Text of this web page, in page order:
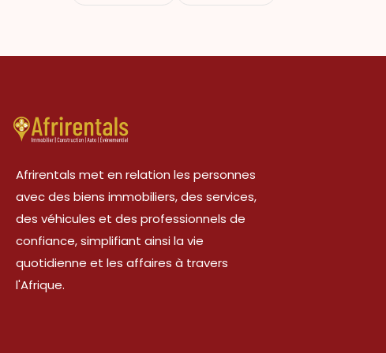
Afrirentals met en relation les personnes
avec des biens immobiliers, des services,
des véhicules et des professionnels de
confiance, simplifiant ainsi la vie
quotidienne et les affaires à travers
l'Afrique.